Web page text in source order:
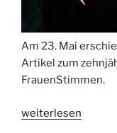
Am 23. Mai
Artikel zum
FrauenStimmen.
„Artikel
weiterlesen